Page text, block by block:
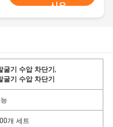
시오
굴기 수압 차단기,
굴기 수압 차단기
개 세트